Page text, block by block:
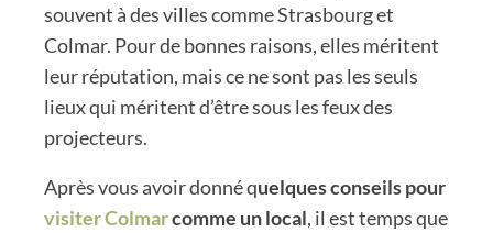
souvent à des villes comme Strasbourg et
Colmar. Pour de bonnes raisons, elles méritent
leur réputation, mais ce ne sont pas les seuls
lieux qui méritent d’être sous les feux des
projecteurs.
Après vous avoir donné quelques conseils pour
visiter Colmarcomme un local, il est temps que